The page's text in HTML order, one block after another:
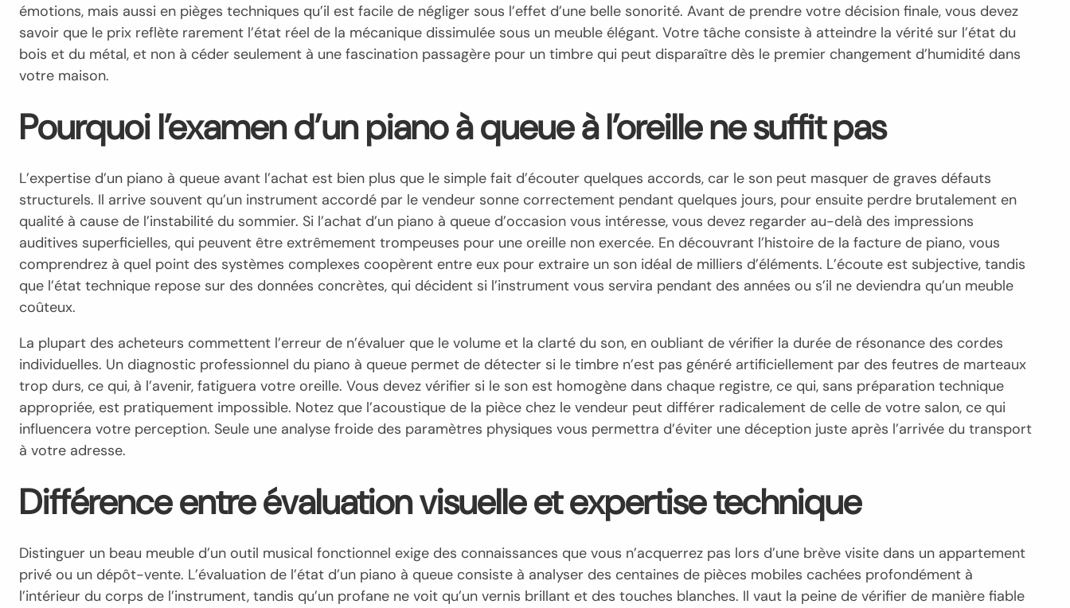
émotions, mais aussi en pièges techniques qu’il est facile de négliger sous l’effet d’une belle sonorité. Avant de prendre votre décision finale, vous devez
savoir que le prix reflète rarement l’état réel de la mécanique dissimulée sous un meuble élégant. Votre tâche consiste à atteindre la vérité sur l’état du
bois et du métal, et non à céder seulement à une fascination passagère pour un timbre qui peut disparaître dès le premier changement d’humidité dans
votre maison.
Pourquoi l’examen d’un piano à queue à l’oreille ne suffit pas
L’expertise d’un piano à queue avant l’achat est bien plus que le simple fait d’écouter quelques accords, car le son peut masquer de graves défauts
structurels. Il arrive souvent qu’un instrument accordé par le vendeur sonne correctement pendant quelques jours, pour ensuite perdre brutalement en
qualité à cause de l’instabilité du sommier. Si l’achat d’un piano à queue d’occasion vous intéresse, vous devez regarder au-delà des impressions
auditives superficielles, qui peuvent être extrêmement trompeuses pour une oreille non exercée. En découvrant l’histoire de la facture de piano, vous
comprendrez à quel point des systèmes complexes coopèrent entre eux pour extraire un son idéal de milliers d’éléments. L’écoute est subjective, tandis
que l’état technique repose sur des données concrètes, qui décident si l’instrument vous servira pendant des années ou s’il ne deviendra qu’un meuble
coûteux.
La plupart des acheteurs commettent l’erreur de n’évaluer que le volume et la clarté du son, en oubliant de vérifier la durée de résonance des cordes
individuelles. Un diagnostic professionnel du piano à queue permet de détecter si le timbre n’est pas généré artificiellement par des feutres de marteaux
trop durs, ce qui, à l’avenir, fatiguera votre oreille. Vous devez vérifier si le son est homogène dans chaque registre, ce qui, sans préparation technique
appropriée, est pratiquement impossible. Notez que l’acoustique de la pièce chez le vendeur peut différer radicalement de celle de votre salon, ce qui
influencera votre perception. Seule une analyse froide des paramètres physiques vous permettra d’éviter une déception juste après l’arrivée du transport
à votre adresse.
Différence entre évaluation visuelle et expertise technique
Distinguer un beau meuble d’un outil musical fonctionnel exige des connaissances que vous n’acquerrez pas lors d’une brève visite dans un appartement
privé ou un dépôt-vente. L’évaluation de l’état d’un piano à queue consiste à analyser des centaines de pièces mobiles cachées profondément à
l’intérieur du corps de l’instrument, tandis qu’un profane ne voit qu’un vernis brillant et des touches blanches. Il vaut la peine de vérifier de manière fiable